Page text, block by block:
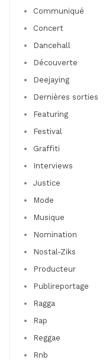
Communiqué
Concert
Dancehall
Découverte
Deejaying
Dernières sorties
Featuring
Festival
Graffiti
Interviews
Justice
Mode
Musique
Nomination
Nostal-Ziks
Producteur
Publireportage
Ragga
Rap
Reggae
Rnb